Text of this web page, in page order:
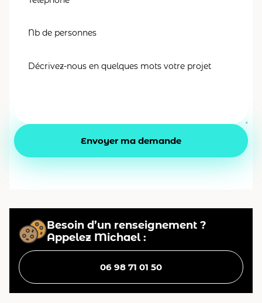
Besoin d’un renseignement ?
Appelez Michael :
06 98 71 01 50